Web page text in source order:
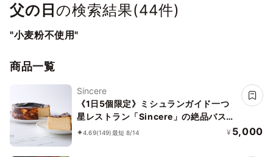
《アレルギー配慮》
父の日 の検索結果(44件)
"小麦粉不使用"
商品一覧
Sincere
《1日5個限定》ミシュランガイド一つ
星レストラン「Sincere」の絶品バスク
チーズケーキ
4.69(149)最短 8/14 ¥ 5,000